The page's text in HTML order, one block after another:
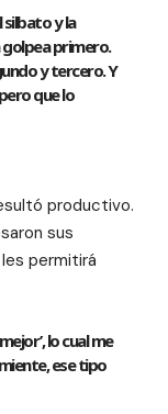
silbato y la
golpea primero.
y tercero. Y
que lo
productivo.
sus
permitirá
lo cual me
ese tipo